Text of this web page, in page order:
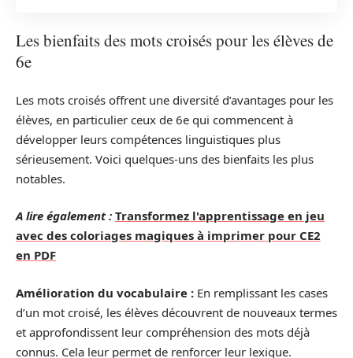
Les bienfaits des mots croisés pour les élèves de
6e
Les mots croisés offrent une diversité d’avantages pour les
élèves, en particulier ceux de 6e qui commencent à
développer leurs compétences linguistiques plus
sérieusement. Voici quelques-uns des bienfaits les plus
notables.
A lire également : Transformez l'apprentissage en jeu
avec des coloriages magiques à imprimer pour CE2
en PDF
Amélioration du vocabulaire : En remplissant les cases
d’un mot croisé, les élèves découvrent de nouveaux termes
et approfondissent leur compréhension des mots déjà
connus. Cela leur permet de renforcer leur lexique.